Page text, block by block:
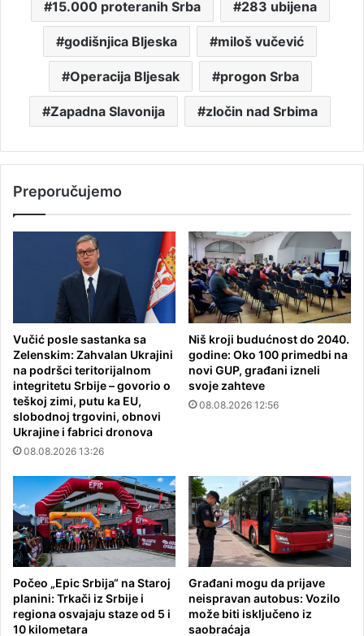
15.000 proteranih Srba 283 ubijena
godišnjica Bljeska miloš vučević
Operacija Bljesak progon Srba
Zapadna Slavonija zločin nad Srbima
Preporučujemo
Vučić posle sastanka sa
Zelenskim: Zahvalan Ukrajini
na podršci teritorijalnom
integritetu Srbije – govorio o
teškoj zimi, putu ka EU,
slobodnoj trgovini, obnovi
Ukrajine i fabrici dronova
08.08.2026 13:26
Niš kroji budućnost do 2040.
godine: Oko 100 primedbi na
novi GUP, građani izneli
svoje zahteve
08.08.2026 12:56
Počeo „Epic Srbija“ na Staroj
planini: Trkači iz Srbije i
regiona osvajaju staze od 5 i
10 kilometara
Građani mogu da prijave
neispravan autobus: Vozilo
može biti isključeno iz
saobraćaja